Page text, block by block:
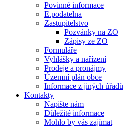
Povinné informace
E.podatelna
Zastupitelstvo
Pozvánky na ZO
Zápisy ze ZO
Formuláře
Vyhlášky a nařízení
Prodeje a pronájmy
Územní plán obce
Informace z jiných úřadů
Kontakty
Napište nám
Důležité informace
Mohlo by vás zajímat